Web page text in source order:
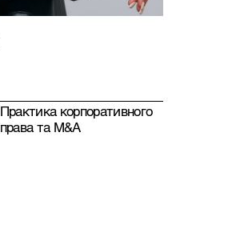
Практика корпоративного
права та M&A